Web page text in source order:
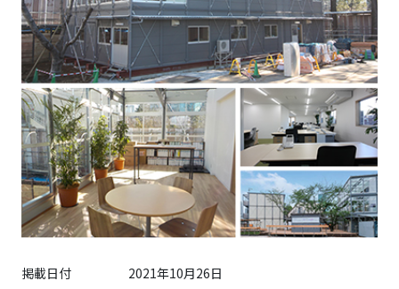
作
業
所
事
務
所
掲載日付
2021年10月26日